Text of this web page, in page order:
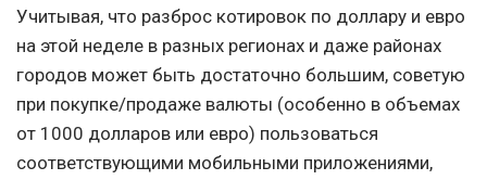
Учитывая, что разброс котировок по доллару и евро
на этой неделе в разных регионах и даже районах
городов может быть достаточно большим, советую
при покупке/продаже валюты (особенно в объемах
от 1000 долларов или евро) пользоваться
соответствующими мобильными приложениями,